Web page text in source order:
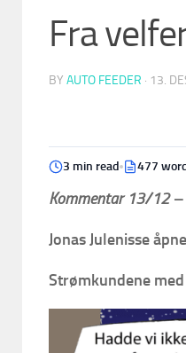
Fra
BY AUTO FEEDER · 13.
3 min read 477
Kommentar 13/12 –
Jonas Julenisse
Strømkundene